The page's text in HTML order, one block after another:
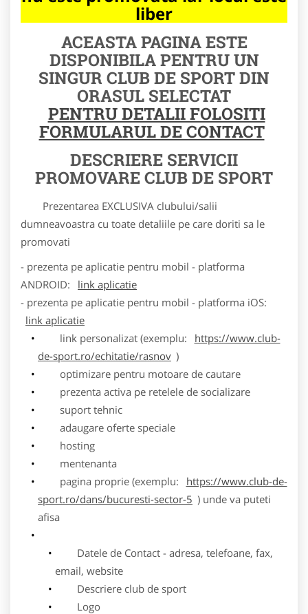
liber
ACEASTA PAGINA ESTE
DISPONIBILA PENTRU UN
SINGUR CLUB DE SPORT DIN
ORASUL SELECTAT
PENTRU DETALII FOLOSITI
FORMULARUL DE CONTACT
DESCRIERE SERVICII
PROMOVARE CLUB DE SPORT
Prezentarea EXCLUSIVA clubului/salii
dumneavoastra cu toate detaliile pe care doriti sa le
promovati
- prezenta pe aplicatie pentru mobil - platforma
ANDROID:
link aplicatie
- prezenta pe aplicatie pentru mobil - platforma iOS:
link aplicatie
link personalizat (exemplu:
https://www.club-
de-sport.ro/echitatie/rasnov )
optimizare pentru motoare de cautare
prezenta activa pe retelele de socializare
suport tehnic
adaugare oferte speciale
hosting
mentenanta
pagina proprie (exemplu:
https://www.club-de-
sport.ro/dans/bucuresti-sector-5 ) unde va puteti
afisa
Datele de Contact - adresa, telefoane, fax,
email, website
Descriere club de sport
Logo